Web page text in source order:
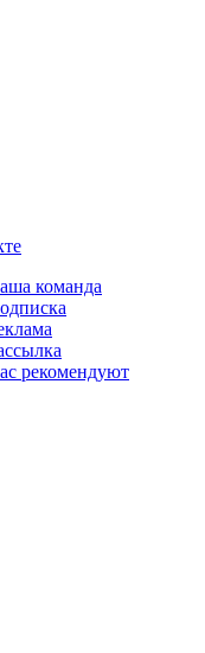
команда
рекомендуют